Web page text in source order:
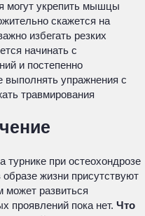
могут укрепить мышцы
скажется на
избегать резких
начинать с
и постепенно
выполнять упражнения с
травмирования
турнике при остеохондрозе
жизни присутствуют
может развиться
проявлений пока нет. Что